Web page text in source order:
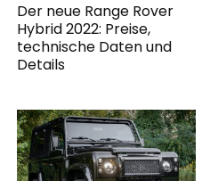
Der neue Range Rover
Hybrid 2022: Preise,
technische Daten und
Details